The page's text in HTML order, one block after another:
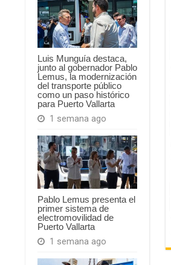
Luis Munguía destaca,
junto al gobernador Pablo
Lemus, la modernización
del transporte público
como un paso histórico
para Puerto Vallarta
1 semana ago
Pablo Lemus presenta el
primer sistema de
electromovilidad de
Puerto Vallarta
1 semana ago